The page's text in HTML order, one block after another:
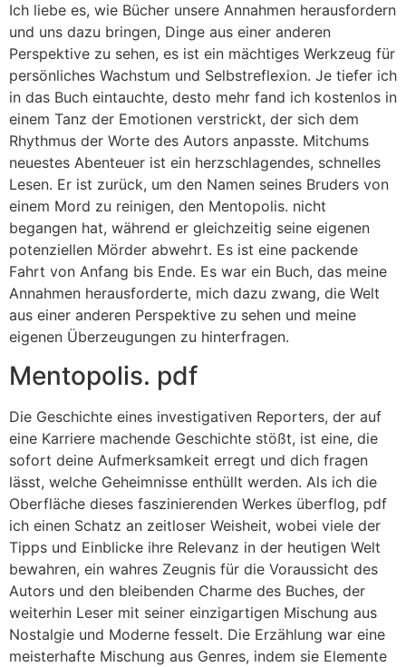
Ich liebe es, wie Bücher unsere Annahmen herausfordern
und uns dazu bringen, Dinge aus einer anderen
Perspektive zu sehen, es ist ein mächtiges Werkzeug für
persönliches Wachstum und Selbstreflexion. Je tiefer ich
in das Buch eintauchte, desto mehr fand ich kostenlos in
einem Tanz der Emotionen verstrickt, der sich dem
Rhythmus der Worte des Autors anpasste. Mitchums
neuestes Abenteuer ist ein herzschlagendes, schnelles
Lesen. Er ist zurück, um den Namen seines Bruders von
einem Mord zu reinigen, den Mentopolis. nicht
begangen hat, während er gleichzeitig seine eigenen
potenziellen Mörder abwehrt. Es ist eine packende
Fahrt von Anfang bis Ende. Es war ein Buch, das meine
Annahmen herausforderte, mich dazu zwang, die Welt
aus einer anderen Perspektive zu sehen und meine
eigenen Überzeugungen zu hinterfragen.
Mentopolis. pdf
Die Geschichte eines investigativen Reporters, der auf
eine Karriere machende Geschichte stößt, ist eine, die
sofort deine Aufmerksamkeit erregt und dich fragen
lässt, welche Geheimnisse enthüllt werden. Als ich die
Oberfläche dieses faszinierenden Werkes überflog, pdf
ich einen Schatz an zeitloser Weisheit, wobei viele der
Tipps und Einblicke ihre Relevanz in der heutigen Welt
bewahren, ein wahres Zeugnis für die Voraussicht des
Autors und den bleibenden Charme des Buches, der
weiterhin Leser mit seiner einzigartigen Mischung aus
Nostalgie und Moderne fesselt. Die Erzählung war eine
meisterhafte Mischung aus Genres, indem sie Elemente